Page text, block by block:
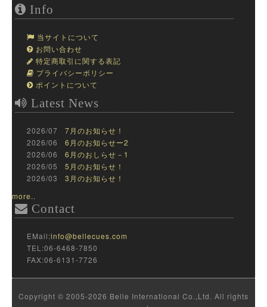
Info
当サイトについて
お問い合わせ
特定商取引に関する表記
プライバシーポリシー
ポイントについて
Latest News
2026/07 7月のお知らせ！
2026/06 6月のお知らせー2
2026/06 6月のおしらせ－1
2026/05 5月のお知らせ！
2026/03 3月のお知らせ！
more..
Contact
EMail:info@bellecues.com
TEL:06-6468-7850
FAX:06-6131-7726
Copyright © 2005-2026 Belle International Co.,Ltd. All rights